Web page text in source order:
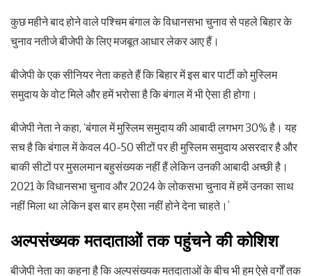
कुछ महीने बाद होने वाले पश्चिम बंगाल के विधानसभा चुनाव से पहले बिहार के
चुनाव नतीजे बीजेपी के लिए मजबूत आधार लेकर आए हैं।
बीजेपी के एक सीनियर नेता कहते हैं कि बिहार में इस बार पार्टी को मुस्लिम
समुदाय के वोट मिले और हमें भरोसा है कि बंगाल में भी ऐसा ही होगा।
बीजेपी नेता ने कहा, ‘बंगाल में मुस्लिम समुदाय की आबादी लगभग 30% है। यह
सच है कि बंगाल में केवल 40-50 सीटों पर ही मुस्लिम समुदाय असरदार है और
बाकी सीटों पर मुसलमान बहुसंख्यक नहीं हैं लेकिन उनकी आबादी अच्छी है।
2021 के विधानसभा चुनाव और 2024 के लोकसभा चुनाव में हमें उनका साथ
नहीं मिला था लेकिन इस बार हम ऐसा नहीं होने देना चाहते।’
अल्पसंख्यक मतदाताओं तक पहुंचने की कोशिश
बीजेपी नेता का कहना है कि अल्पसंख्यक मतदाताओं के बीच भी हम ऐसे वर्गों तक